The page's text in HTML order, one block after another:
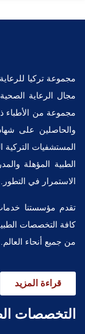
مجموعة تركيا
مجال الرعاية
مجموعة من الأطباء
والحاصلين على
المستشفيات
الطبية المؤهلة
الاستمرار في التطور.
تقدم مؤسستنا
كافة التخصصات
من جميع أنحاء العالم.
قراءة المزيد
التخصصات